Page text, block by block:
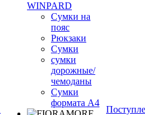
WINPARD
Сумки на
пояс
Рюкзаки
Сумки
сумки
дорожные/
чемоданы
Сумки
формата А4